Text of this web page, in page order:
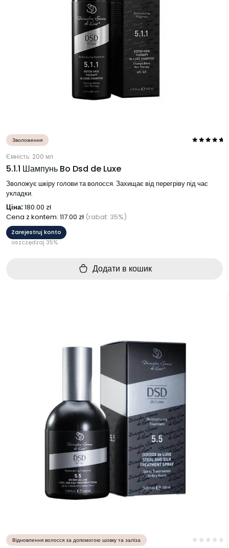
Зволоження
Ємність: 200 мл
5.1.1 Шампунь Bo Dsd de Luxe
Зволожує шкіру голови та волосся. Захищає від перегріву під час
укладки.
Ціна:180.00 zł
Cena z kontem: 117.00 zł (rabat: 35%)
Zarejestruj konto
oszczędzaj 35%
Додати в кошик
Відновлення волосся за допомогою шовку та заліза